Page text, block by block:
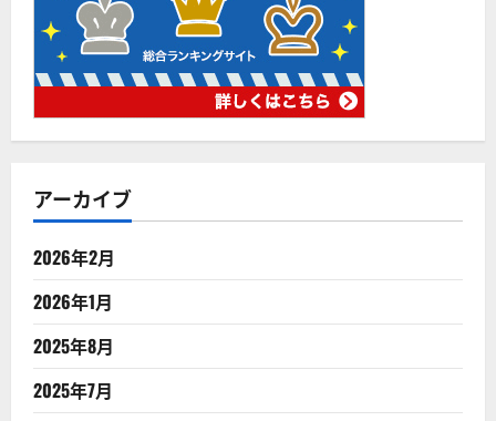
アーカイブ
2026年2月
2026年1月
2025年8月
2025年7月